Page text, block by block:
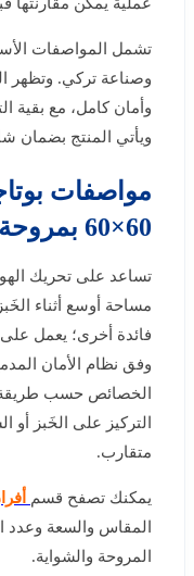
عملية يمكن مقارنتها
وصناعة تركي. وتظهر
وأمان كامل، مع بقية
ويأتي المنتج بضمان
مواصفات
60×60 بمروحة في الاستخدام اليومي
تساعد على تحريك
مساحة أوسع أثناء
فائدة أخرى؛ يعمل
وفق نظام الأمان
الخصائص حسب طريقة
التركيز على الخَبز
متقارب.
يمكنك تصفح قسم
المقاس والسعة وعدد
المروحة والشواية.